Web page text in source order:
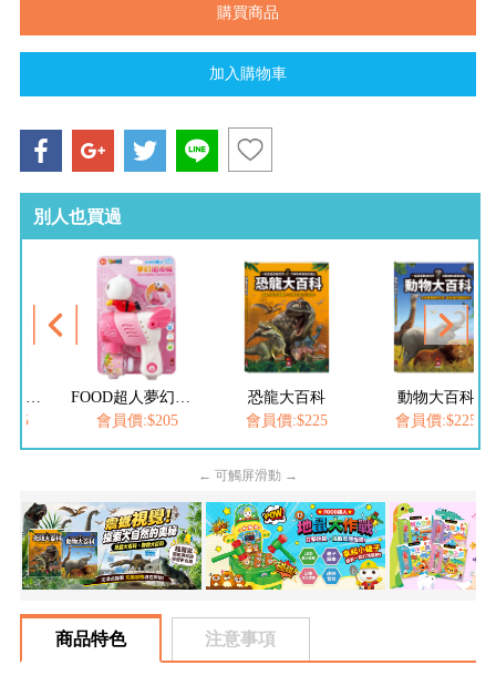
別人也買過
會員價:$205
恐龍大百科
會員價:$225
動物大百科
會員價:$225
← 可觸屏滑動 →
商品特色 注意事項